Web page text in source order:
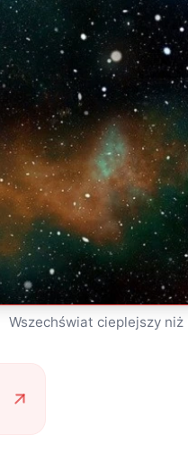
Wszechświat cieplejszy niż